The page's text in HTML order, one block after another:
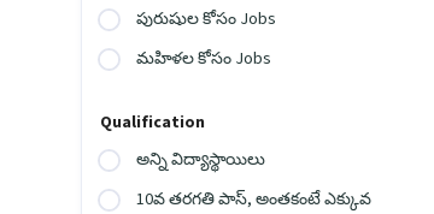
పురుషుల కోసం Jobs
మహిళల కోసం Jobs
Qualification
అన్ని విద్యాస్థాయిలు
10వ తరగతి పాస్, అంతకంటే ఎక్కువ